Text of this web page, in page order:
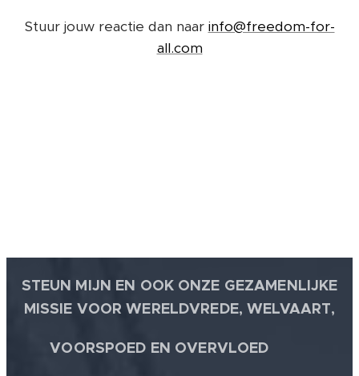
Stuur jouw reactie dan naar info@freedom-for-
all.com
STEUN MIJN EN OOK ONZE GEZAMENLIJKE
MISSIE VOOR WERELDVREDE, WELVAART,
VOORSPOED EN OVERVLOED